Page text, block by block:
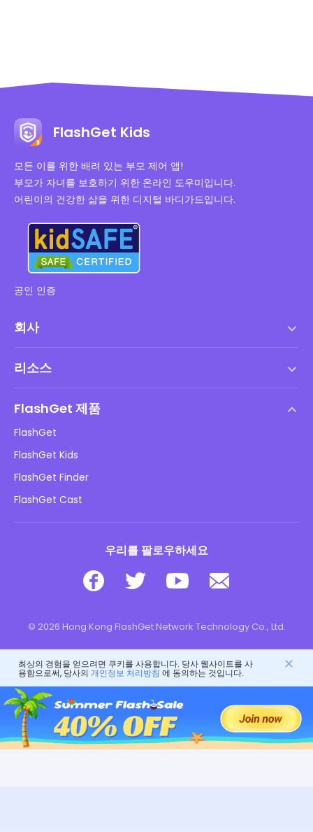
FlashGet Kids
모든 이를 위한 배려 있는 부모 제어 앱!
부모가 자녀를 보호하기 위한 온라인 도우미입니다.
어린이의 건강한 삶을 위한 디지털 바디가드입니다.
공인 인증
회사
DMCA 정책
개인정보 처리방침
광고 정책
내 정보를 판매하지 마십시오
리소스
아동 온라인 안전
다운로드
FlashGet 제품
FlashGet
FlashGet Kids
FlashGet Finder
FlashGet Cast
우리를 팔로우하세요
© 2026 Hong Kong FlashGet Network Technology Co., Ltd.
최상의 경험을 얻으려면 쿠키를 사용합니다. 당사 웹사이트를 사
용함으로써, 당사의 개인정보 처리방침 에 동의하는 것입니다.